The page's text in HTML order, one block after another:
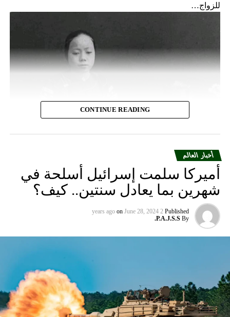
للزواج…
CONTINUE READING
أخبار العالم
أميركا سلمت إسرائيل أسلحة في
شهرين بما يعادل سنتين.. كيف؟
Published
2 years ago
on June 28, 2024
By
P.A.J.S.S.